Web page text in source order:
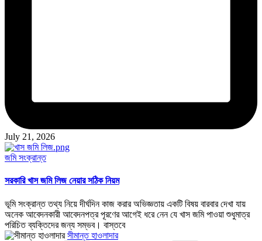
July 21, 2026
Posted
জমি সংক্রান্ত
সরকারি খাস জমি লিজ নেয়ার সঠিক নিয়ম
ভূমি সংক্রান্ত তথ্য নিয়ে দীর্ঘদিন কাজ করার অভিজ্ঞতায় একটি বিষয় বারবার দেখা যায়
অনেক আবেদনকারী আবেদনপত্র পূরণের আগেই ধরে নেন যে খাস জমি পাওয়া শুধুমাত্র
পরিচিত ব্যক্তিদের জন্য সম্ভব। বাস্তবে
Posted
সীমান্ত হাওলাদার